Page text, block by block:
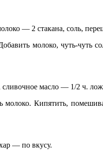
— 2 стакана, соль,
молоко, чуть-
масло — 1/2 ч.
Кипятить,
— по вкусу.